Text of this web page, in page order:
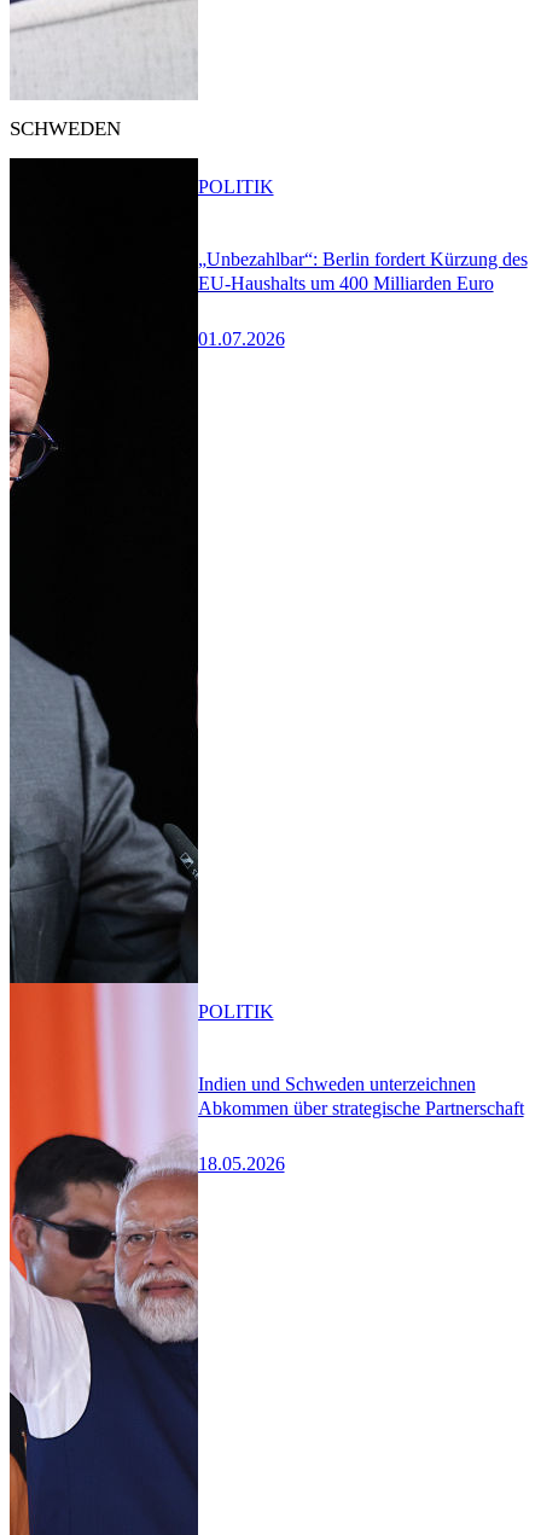
SCHWEDEN
„Unbezahlbar“: Berlin fordert Kürzung des
EU-Haushalts um 400 Milliarden Euro
01.07.2026
POLITIK
Indien und Schweden unterzeichnen
Abkommen über strategische Partnerschaft
18.05.2026
POLITIK